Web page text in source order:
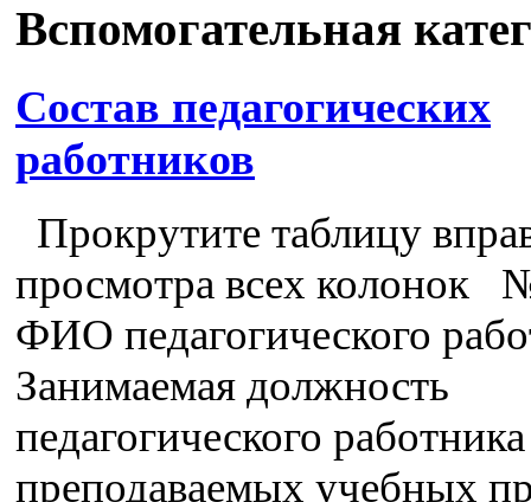
Вспомогательная
Состав педагогических
работников
Прокрутите таблицу
просмотра всех колонок
ФИО педагогического
Занимаемая должность
педагогического
преподаваемых учебных